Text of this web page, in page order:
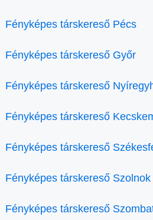
Fényképes társkereső Pécs
Fényképes társkereső Győr
Fényképes társkereső
Fényképes társkereső
Fényképes társkereső
Fényképes társkereső Szolnok
Fényképes társkereső